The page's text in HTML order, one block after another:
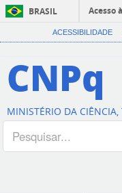
BRASIL
Acesso
ACESSIBILIDADE
CNPq
MINISTÉRIO DA